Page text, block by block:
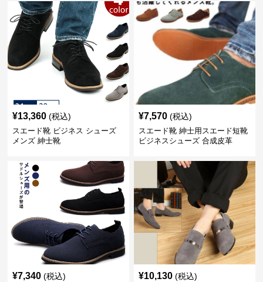
¥13,360 (税込)
スエード靴 ビジネス シューズ
メンズ 紳士靴
¥7,570 (税込)
スエード靴 紳士用スエード短靴
ビジネスシューズ 合成皮革
¥7,340 (税込) ¥10,130 (税込)